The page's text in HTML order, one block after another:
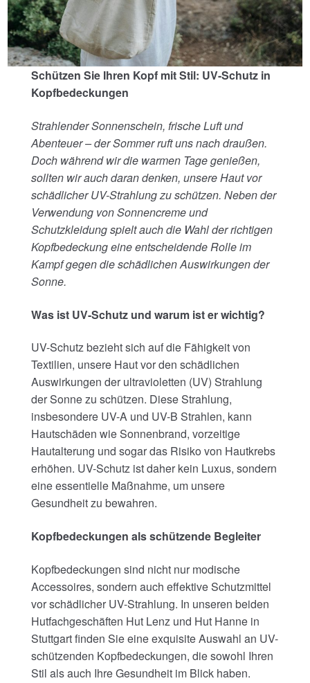
Schützen Sie Ihren Kopf mit Stil: UV-Schutz in
Kopfbedeckungen
Strahlender Sonnenschein, frische Luft und
Abenteuer – der Sommer ruft uns nach draußen.
Doch während wir die warmen Tage genießen,
sollten wir auch daran denken, unsere Haut vor
schädlicher UV-Strahlung zu schützen. Neben der
Verwendung von Sonnencreme und
Schutzkleidung spielt auch die Wahl der richtigen
Kopfbedeckung eine entscheidende Rolle im
Kampf gegen die schädlichen Auswirkungen der
Sonne.
Was ist UV-Schutz und warum ist er wichtig?
UV-Schutz bezieht sich auf die Fähigkeit von
Textilien, unsere Haut vor den schädlichen
Auswirkungen der ultravioletten (UV) Strahlung
der Sonne zu schützen. Diese Strahlung,
insbesondere UV-A und UV-B Strahlen, kann
Hautschäden wie Sonnenbrand, vorzeitige
Hautalterung und sogar das Risiko von Hautkrebs
erhöhen. UV-Schutz ist daher kein Luxus, sondern
eine essentielle Maßnahme, um unsere
Gesundheit zu bewahren.
Kopfbedeckungen als schützende Begleiter
Kopfbedeckungen sind nicht nur modische
Accessoires, sondern auch effektive Schutzmittel
vor schädlicher UV-Strahlung. In unseren beiden
Hutfachgeschäften Hut Lenz und Hut Hanne in
Stuttgart finden Sie eine exquisite Auswahl an UV-
schützenden Kopfbedeckungen, die sowohl Ihren
Stil als auch Ihre Gesundheit im Blick haben.